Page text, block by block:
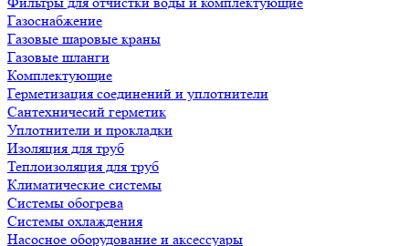
Газоснабжение
Газовые шаровые краны
Газовые шланги
Комплектующие
Герметизация соединений и уплотнители
Сантехничесий герметик
Уплотнители и прокладки
Изоляция для труб
Теплоизоляция для труб
Климатические системы
Системы обогрева
Системы охлаждения
Насосное оборудование и аксессуары